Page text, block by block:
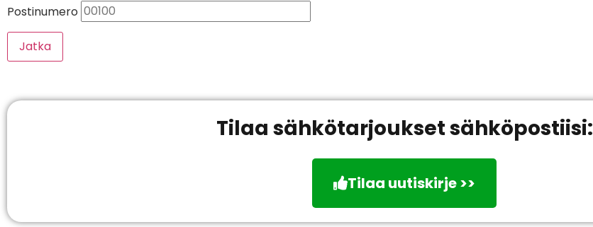
Postinumero
Jatka
Tilaa sähkötarjoukset sähköpostiisi:
Tilaa uutiskirje >>